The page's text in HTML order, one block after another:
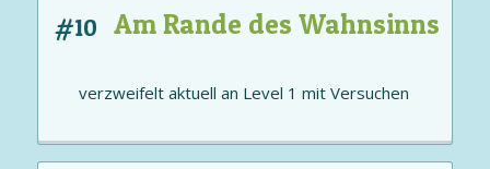
#10 Am Rande des Wahnsinns
verzweifelt aktuell an Level 1 mitVersuchen